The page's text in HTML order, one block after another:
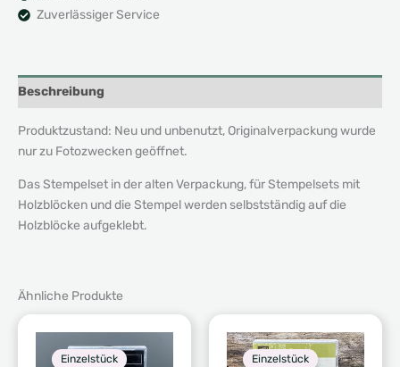
Zuverlässiger Service
Beschreibung
Produktzustand: Neu und unbenutzt, Originalverpackung wurde
nur zu Fotozwecken geöffnet.
Das Stempelset in der alten Verpackung, für Stempelsets mit
Holzblöcken und die Stempel werden selbstständig auf die
Holzblöcke aufgeklebt.
Ähnliche Produkte
Einzelstück Einzelstück